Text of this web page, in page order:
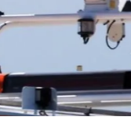
Wasserwacht Bayern